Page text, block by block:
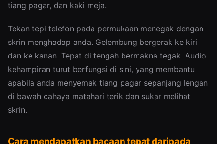
tiang pagar, dan kaki meja.
Tekan tepi telefon pada permukaan menegak dengan
skrin menghadap anda. Gelembung bergerak ke kiri
dan ke kanan. Tepat di tengah bermakna tegak. Audio
kehampiran turut berfungsi di sini, yang membantu
apabila anda menyemak tiang pagar sepanjang lengan
di bawah cahaya matahari terik dan sukar melihat
skrin.
Cara mendapatkan bacaan tepat daripada